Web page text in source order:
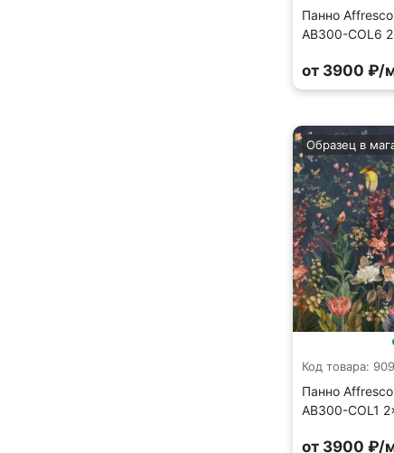
Панно
AB300-COL6
от 3900 ₽/
Код товара:
Панно
AB300-COL1
Образец в
от 3900 ₽/